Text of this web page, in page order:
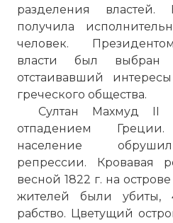
разделения властей.
получила
человек.
власти был выбран
отстаивавший
греческого общества.
Султан Махмуд II
отпадением
население
репрессии. Кровавая
весной 1822 г. на
жителей были убиты,
рабство. Цветущий